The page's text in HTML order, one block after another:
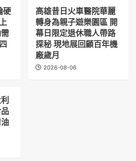
硬
高雄昔日火車醫院華麗
轉身為親子遊樂園區 開
幕日限定退休職人帶路
探秘 現地展回顧百年機
廠歲月
2026-08-06